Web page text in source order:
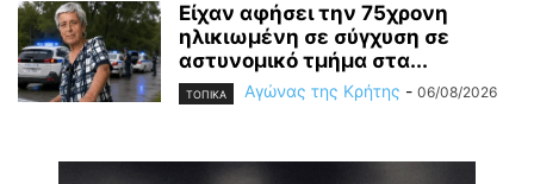
Είχαν αφήσει την 75χρονη
ηλικιωμένη σε σύγχυση σε
αστυνομικό τμήμα στα...
ΤΟΠΙΚΑ Αγώνας της Κρήτης - 06/08/2026